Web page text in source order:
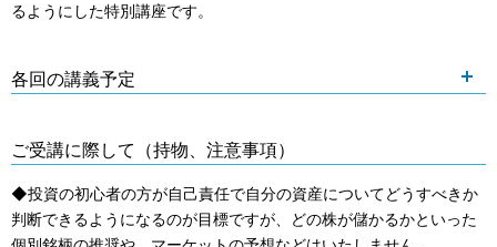
るようにした特別講座です。
各回の講義予定
ご受講に際して（持物、注意事項）
◆投資の初心者の方が自己責任で自分の資産についてどうすべきか
判断できるようになるのが目標ですが、どの株が儲かるかといった